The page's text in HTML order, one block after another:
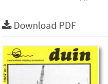
Download PDF